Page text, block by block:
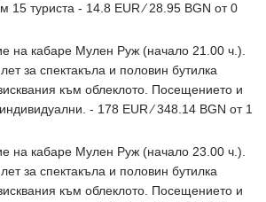
15 туриста - 14.8 EUR ∕ 28.95 BGN от 0
на кабаре Мулен Руж (начало 21.00 ч.).
за спектакъла и половин бутилка
към облеклото. Посещението и
- 178 EUR ∕ 348.14 BGN от 1
на кабаре Мулен Руж (начало 23.00 ч.).
за спектакъла и половин бутилка
към облеклото. Посещението и